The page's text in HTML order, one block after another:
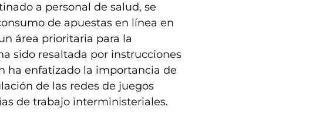
a personal de salud, se
de apuestas en línea en
área prioritaria para la
sido resaltada por instrucciones
ha enfatizado la importancia de
de las redes de juegos
de trabajo interministeriales.